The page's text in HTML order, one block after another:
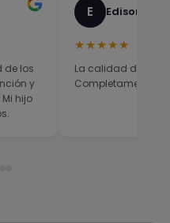
de los
y
hijo
E Edison
★★★★★
La calidad del
Completamente